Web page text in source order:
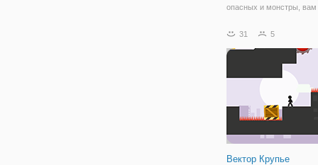
опасных и монстры, вам
вернуться в свой
монеты и ключи, они
полезны для вас. Удачи в
31 5
Вектор Крупье